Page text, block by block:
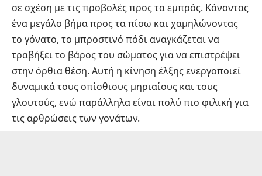
σε σχέση με τις προβολές προς τα εμπρός. Κάνοντας
ένα μεγάλο βήμα προς τα πίσω και χαμηλώνοντας
το γόνατο, το μπροστινό πόδι αναγκάζεται να
τραβήξει το βάρος του σώματος για να επιστρέψει
στην όρθια θέση. Αυτή η κίνηση έλξης ενεργοποιεί
δυναμικά τους οπίσθιους μηριαίους και τους
γλουτούς, ενώ παράλληλα είναι πολύ πιο φιλική για
τις αρθρώσεις των γονάτων.